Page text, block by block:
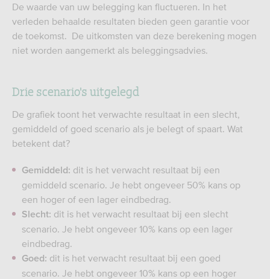
De waarde van uw belegging kan fluctueren. In het
verleden behaalde resultaten bieden geen garantie voor
de toekomst. De uitkomsten van deze berekening mogen
niet worden aangemerkt als beleggingsadvies.
Drie scenario's uitgelegd
De grafiek toont het verwachte resultaat in een slecht,
gemiddeld of goed scenario als je belegt of spaart. Wat
betekent dat?
Gemiddeld: dit is het verwacht resultaat bij een
gemiddeld scenario. Je hebt ongeveer 50% kans op
een hoger of een lager eindbedrag.
Slecht: dit is het verwacht resultaat bij een slecht
scenario. Je hebt ongeveer 10% kans op een lager
eindbedrag.
Goed: dit is het verwacht resultaat bij een goed
scenario. Je hebt ongeveer 10% kans op een hoger